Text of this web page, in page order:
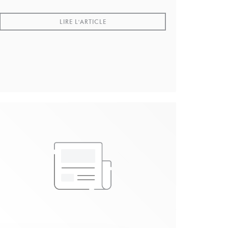
youtube.
LIRE L'ARTICLE((OUVRE UNE NOUVELLE FENÊTRE))